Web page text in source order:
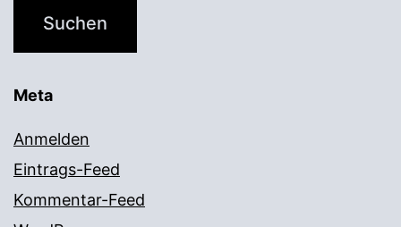
Meta
Anmelden
Eintrags-Feed
Kommentar-Feed